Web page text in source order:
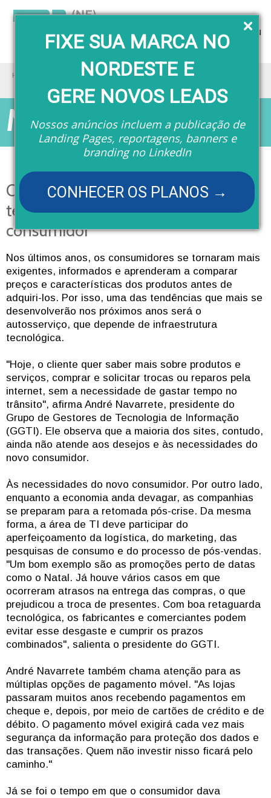
FIXE SUA MARCA NO
NORDESTE E
GERE NOVOS LEADS
Nossos anúncios incluem a publicação de
Landing Pages, reportagens, banners e
branding no LinkedIn
CONHECER OS PLANOS →
Menu
Home
Matérias
Comércio deve investir em
tecnologia para atender ao novo
consumidor
Nos últimos anos, os consumidores se tornaram mais
exigentes, informados e aprenderam a comparar
preços e características dos produtos antes de
adquiri-los. Por isso, uma das tendências que mais se
desenvolverão nos próximos anos será o
autosserviço, que depende de infraestrutura
tecnológica.
"Hoje, o cliente quer saber mais sobre produtos e
serviços, comprar e solicitar trocas ou reparos pela
internet, sem a necessidade de gastar tempo no
trânsito", afirma André Navarrete, presidente do
Grupo de Gestores de Tecnologia de Informação
(GGTI). Ele observa que a maioria dos sites, contudo,
ainda não atende aos desejos e às necessidades do
novo consumidor.
Às necessidades do novo consumidor. Por outro lado,
enquanto a economia anda devagar, as companhias
se preparam para a retomada pós-crise. Da mesma
forma, a área de TI deve participar do
aperfeiçoamento da logística, do marketing, das
pesquisas de consumo e do processo de pós-vendas.
"Um bom exemplo são as promoções perto de datas
como o Natal. Já houve vários casos em que
ocorreram atrasos na entrega das compras, o que
prejudicou a troca de presentes. Com boa retaguarda
tecnológica, os fabricantes e comerciantes podem
evitar esse desgaste e cumprir os prazos
combinados", salienta o presidente do GGTI.
André Navarrete também chama atenção para as
múltiplas opções de pagamento móvel. "As lojas
passaram muitos anos recebendo pagamentos em
cheque e, depois, por meio de cartões de crédito e de
débito. O pagamento móvel exigirá cada vez mais
segurança da informação para proteção dos dados e
das transações. Quem não investir nisso ficará pelo
caminho."
Já se foi o tempo em que o consumidor dava